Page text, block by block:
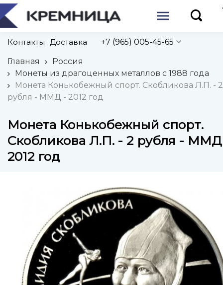
Контакты Доставка +7 (965) 005-45-65
Главная
Россия
Монеты из драгоценных металлов с 1988 года
Монета Конькобежный спорт. Скобликова Л.П. - 2
рубля - ММД - 2012 год
Монета Конькобежный спорт.
Скобликова Л.П. - 2 рубля -
2012 год